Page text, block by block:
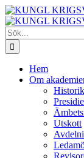
Fortsätt
till
innehållet
Sök
efter:
Hem
Om
Historik
Utskott